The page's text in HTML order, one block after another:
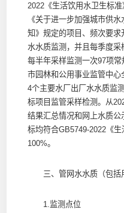
2022《生活饮用水卫生标
《关于进一步加强城市供
知》规定的项目、频次要
水水质监测，并且每季度采
每半年采样监测一次97项
市园林和公用事业监管中
4个主要水厂出厂水水质监
标项目监管采样检测。从
结果汇总情况和网上水质
标均符合GB5749-2022《
100%。
三、管网水水质（包括
1.监测点位